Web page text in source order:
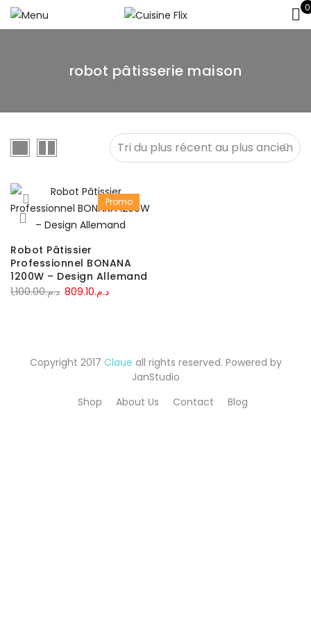
0
robot pâtisserie maison
Promo
Robot Pâtissier
Professionnel BONANA
1200W – Design Allemand
د.م.1,100.00
Le
د.م.1,100.00.
د.م.809.10
Le
د.م.809.10.
Copyright 2017 Claue all rights reserved. Powered by
JanStudio
Shop
About Us Contact Blog